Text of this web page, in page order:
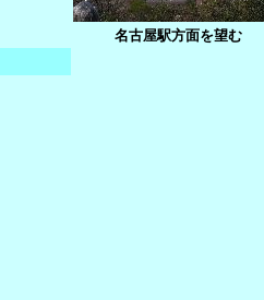
名古屋駅方面を望む